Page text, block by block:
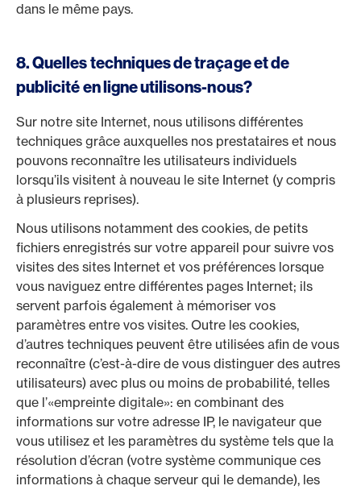
dans le même pays.
8. Quelles techniques de traçage et de
publicité en ligne utilisons-nous?
Sur notre site Internet, nous utilisons différentes
techniques grâce auxquelles nos prestataires et nous
pouvons reconnaître les utilisateurs individuels
lorsqu’ils visitent à nouveau le site Internet (y compris
à plusieurs reprises).
Nous utilisons notamment des cookies, de petits
fichiers enregistrés sur votre appareil pour suivre vos
visites des sites Internet et vos préférences lorsque
vous naviguez entre différentes pages Internet; ils
servent parfois également à mémoriser vos
paramètres entre vos visites. Outre les cookies,
d’autres techniques peuvent être utilisées afin de vous
reconnaître (c’est-à-dire de vous distinguer des autres
utilisateurs) avec plus ou moins de probabilité, telles
que l’«empreinte digitale»: en combinant des
informations sur votre adresse IP, le navigateur que
vous utilisez et les paramètres du système tels que la
résolution d’écran (votre système communique ces
informations à chaque serveur qui le demande), les